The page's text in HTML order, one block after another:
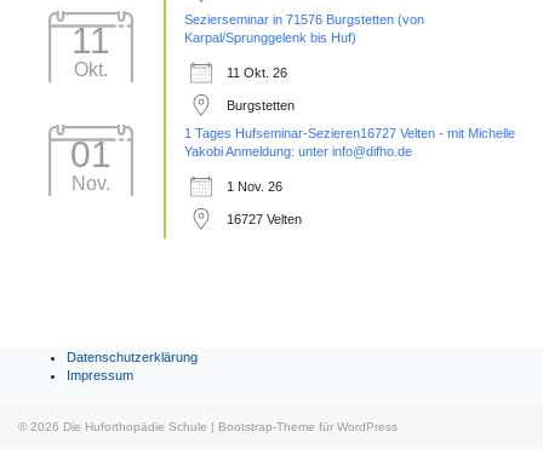
11
Okt.
Sezierseminar in 71576 Burgstetten (von
Karpal/Sprunggelenk bis Huf)
11 Okt. 26
Burgstetten
01
Nov.
1 Tages Hufseminar-Sezieren16727 Velten - mit Michelle
Yakobi Anmeldung: unter info@difho.de
1 Nov. 26
16727 Velten
Datenschutzerklärung
Impressum
© 2026 Die Huforthopädie Schule | Bootstrap-Theme für WordPress